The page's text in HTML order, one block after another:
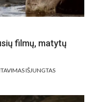
filmų, matytų
IŠJUNGTASĮRAŠE